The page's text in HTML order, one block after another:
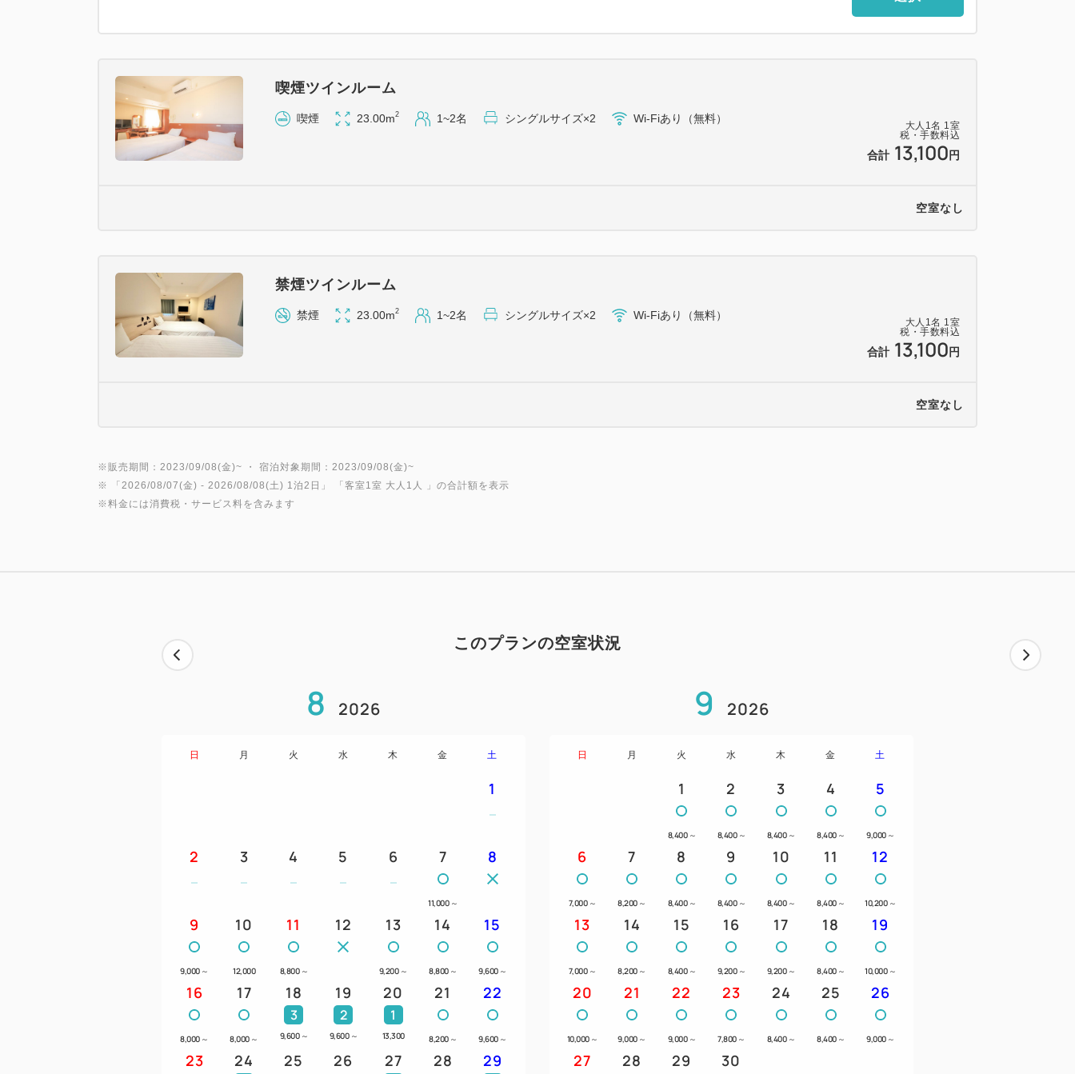
大人 1名 1室
税・手数料込
合計 13,100 円
喫煙ツインルーム
喫煙 23.00m2 1~2名 シングルサイズ×2 Wi-Fiあり（無料）
空室なし
大人 1名 1室
税・手数料込
合計 13,100 円
禁煙ツインルーム
禁煙 23.00m2 1~2名 シングルサイズ×2 Wi-Fiあり（無料）
空室なし
※販売期間：2023/09/08(金)~ ・ 宿泊対象期間：2023/09/08(金)~
※ 「 2026/08/07(金) - 2026/08/08(土) 1泊2日 」 「 客室1室 大人1人
」の合計額を表示
※料金には消費税・サービス料を含みます
このプランの空室状況
8 2026
日 月 火 水 木 金 土
1
2 3 4 5 6 7
11,000 ～
8
9
9,000 ～
10
12,000
11
8,800 ～
12 13
9,200 ～
14
8,800 ～
15
9,600 ～
16
8,000 ～
17
8,000 ～
18
3
9,600 ～
19
2
9,600 ～
20
1
13,300
21
8,200 ～
22
9,600 ～
23 24 25 26 27 28 29
9 2026
日 月 火 水 木 金 土
1
8,400 ～
2
8,400 ～
3
8,400 ～
4
8,400 ～
5
9,000 ～
6
7,000 ～
7
8,200 ～
8
8,400 ～
9
8,400 ～
10
8,400 ～
11
8,400 ～
12
10,200 ～
13
7,000 ～
14
8,200 ～
15
8,400 ～
16
9,200 ～
17
9,200 ～
18
8,400 ～
19
10,000 ～
20
10,000 ～
21
9,000 ～
22
9,000 ～
23
7,800 ～
24
8,400 ～
25
8,400 ～
26
9,000 ～
27 28 29 30